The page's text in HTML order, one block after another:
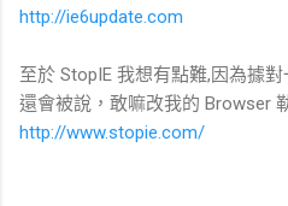
http://ie6update.com
至於 StopIE 我想有點難,因為據
還會被說，敢嘛改我的 Browser
http://www.stopie.com/